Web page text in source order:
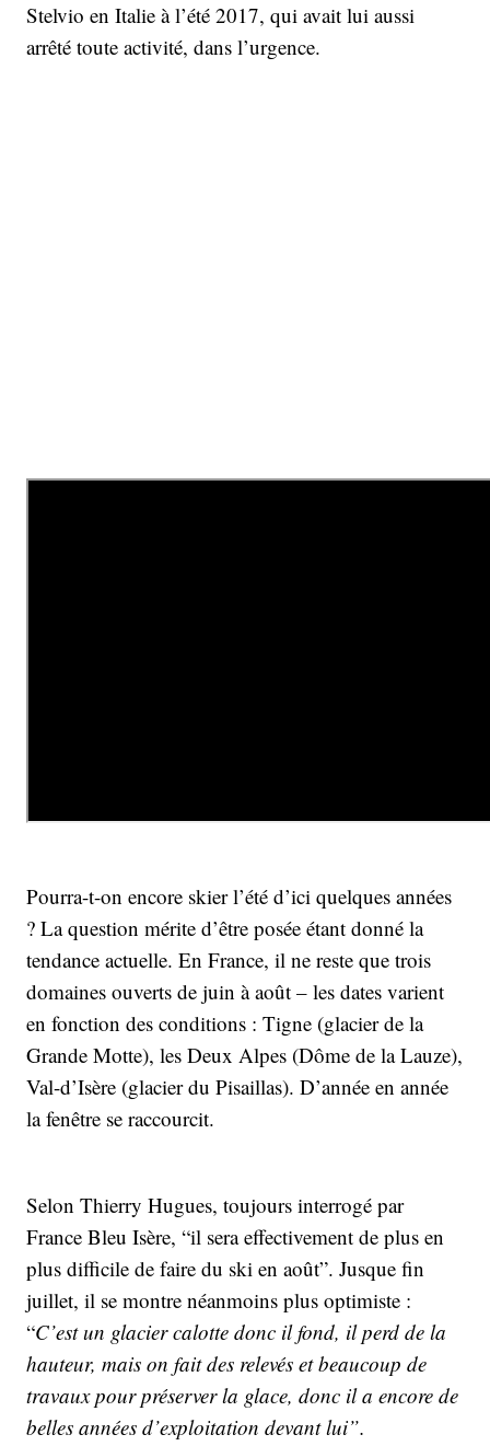
Stelvio en Italie à l’été 2017, qui avait lui aussi
arrêté toute activité, dans l’urgence.
Pourra-t-on encore skier l’été d’ici quelques années
? La question mérite d’être posée étant donné la
tendance actuelle. En France, il ne reste que trois
domaines ouverts de juin à août – les dates varient
en fonction des conditions : Tigne (glacier de la
Grande Motte), les Deux Alpes (Dôme de la Lauze),
Val-d’Isère (glacier du Pisaillas). D’année en année
la fenêtre se raccourcit.
Selon Thierry Hugues, toujours interrogé par
France Bleu Isère, “il sera effectivement de plus en
plus difficile de faire du ski en août”. Jusque fin
juillet, il se montre néanmoins plus optimiste :
“C’est un glacier calotte donc il fond, il perd de la
hauteur, mais on fait des relevés et beaucoup de
travaux pour préserver la glace, donc il a encore de
belles années d’exploitation devant lui”.